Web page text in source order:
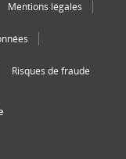
Mentions légales
Risques de fraude